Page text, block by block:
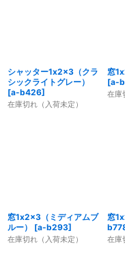
シャッター1x2x3（クラ
シックライトグレー）
[a-b426]
在庫切れ（入荷未定）
窓
[a-
在庫
窓1x2x3（ミディアムブ
ルー）
[a-b293]
在庫切れ（入荷未定）
窓
在庫